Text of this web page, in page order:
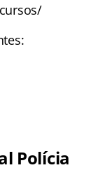
Polícia